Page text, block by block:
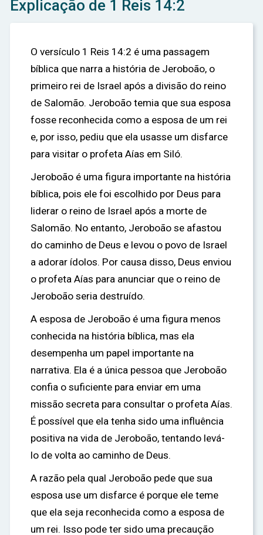
Explicação de 1 Reis 14:2
O versículo 1 Reis 14:2 é uma passagem
bíblica que narra a história de Jeroboão, o
primeiro rei de Israel após a divisão do reino
de Salomão. Jeroboão temia que sua esposa
fosse reconhecida como a esposa de um rei
e, por isso, pediu que ela usasse um disfarce
para visitar o profeta Aías em Siló.
Jeroboão é uma figura importante na história
bíblica, pois ele foi escolhido por Deus para
liderar o reino de Israel após a morte de
Salomão. No entanto, Jeroboão se afastou
do caminho de Deus e levou o povo de Israel
a adorar ídolos. Por causa disso, Deus enviou
o profeta Aías para anunciar que o reino de
Jeroboão seria destruído.
A esposa de Jeroboão é uma figura menos
conhecida na história bíblica, mas ela
desempenha um papel importante na
narrativa. Ela é a única pessoa que Jeroboão
confia o suficiente para enviar em uma
missão secreta para consultar o profeta Aías.
É possível que ela tenha sido uma influência
positiva na vida de Jeroboão, tentando levá-
lo de volta ao caminho de Deus.
A razão pela qual Jeroboão pede que sua
esposa use um disfarce é porque ele teme
que ela seja reconhecida como a esposa de
um rei. Isso pode ter sido uma precaução